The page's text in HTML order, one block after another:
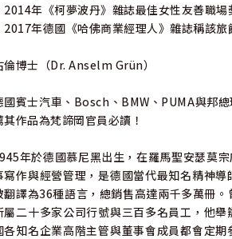
年《柯夢波丹》雜誌最佳女性友善職場
年德國《哈佛商業經理人》雜誌稱該旅
倫博士（Dr. Anselm Grün）
國賓士汽車、Bosch、BMW、PUMA與邦
其作品為梵諦岡官員必讀！
年於德國慕尼黑出生，在羅馬聖安瑟莫
寫作與經營管理，是德國當代最知名精神
翻譯為36種語言，總銷售高達兩千多萬冊
屬二十多家公司行號與三百多名員工，他
各知名企業高階主管與董事會成員都會定